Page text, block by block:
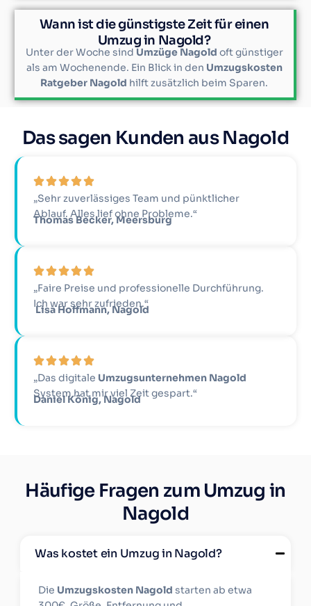
Wann ist die günstigste Zeit für einen
Umzug in Nagold?
Unter der Woche sind Umzüge Nagold oft günstiger
als am Wochenende. Ein Blick in den Umzugskosten
Ratgeber Nagold hilft zusätzlich beim Sparen.
Das sagen Kunden aus Nagold
„Sehr zuverlässiges Team und pünktlicher
Ablauf. Alles lief ohne Probleme.“
Thomas Becker, Meersburg
„Faire Preise und professionelle Durchführung.
Ich war sehr zufrieden.“
Lisa Hoffmann, Nagold
„Das digitale Umzugsunternehmen Nagold
System hat mir viel Zeit gespart.“
Daniel König, Nagold
Häufige Fragen zum Umzug in
Nagold
Was kostet ein Umzug in Nagold?
Die Umzugskosten Nagold starten ab etwa